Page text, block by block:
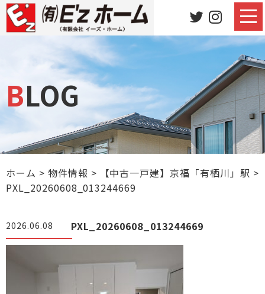
BLOG
ホーム > 物件情報 > 【中古一戸建】京福「有栖川」駅 >
PXL_20260608_013244669
2026.06.08 PXL_20260608_013244669